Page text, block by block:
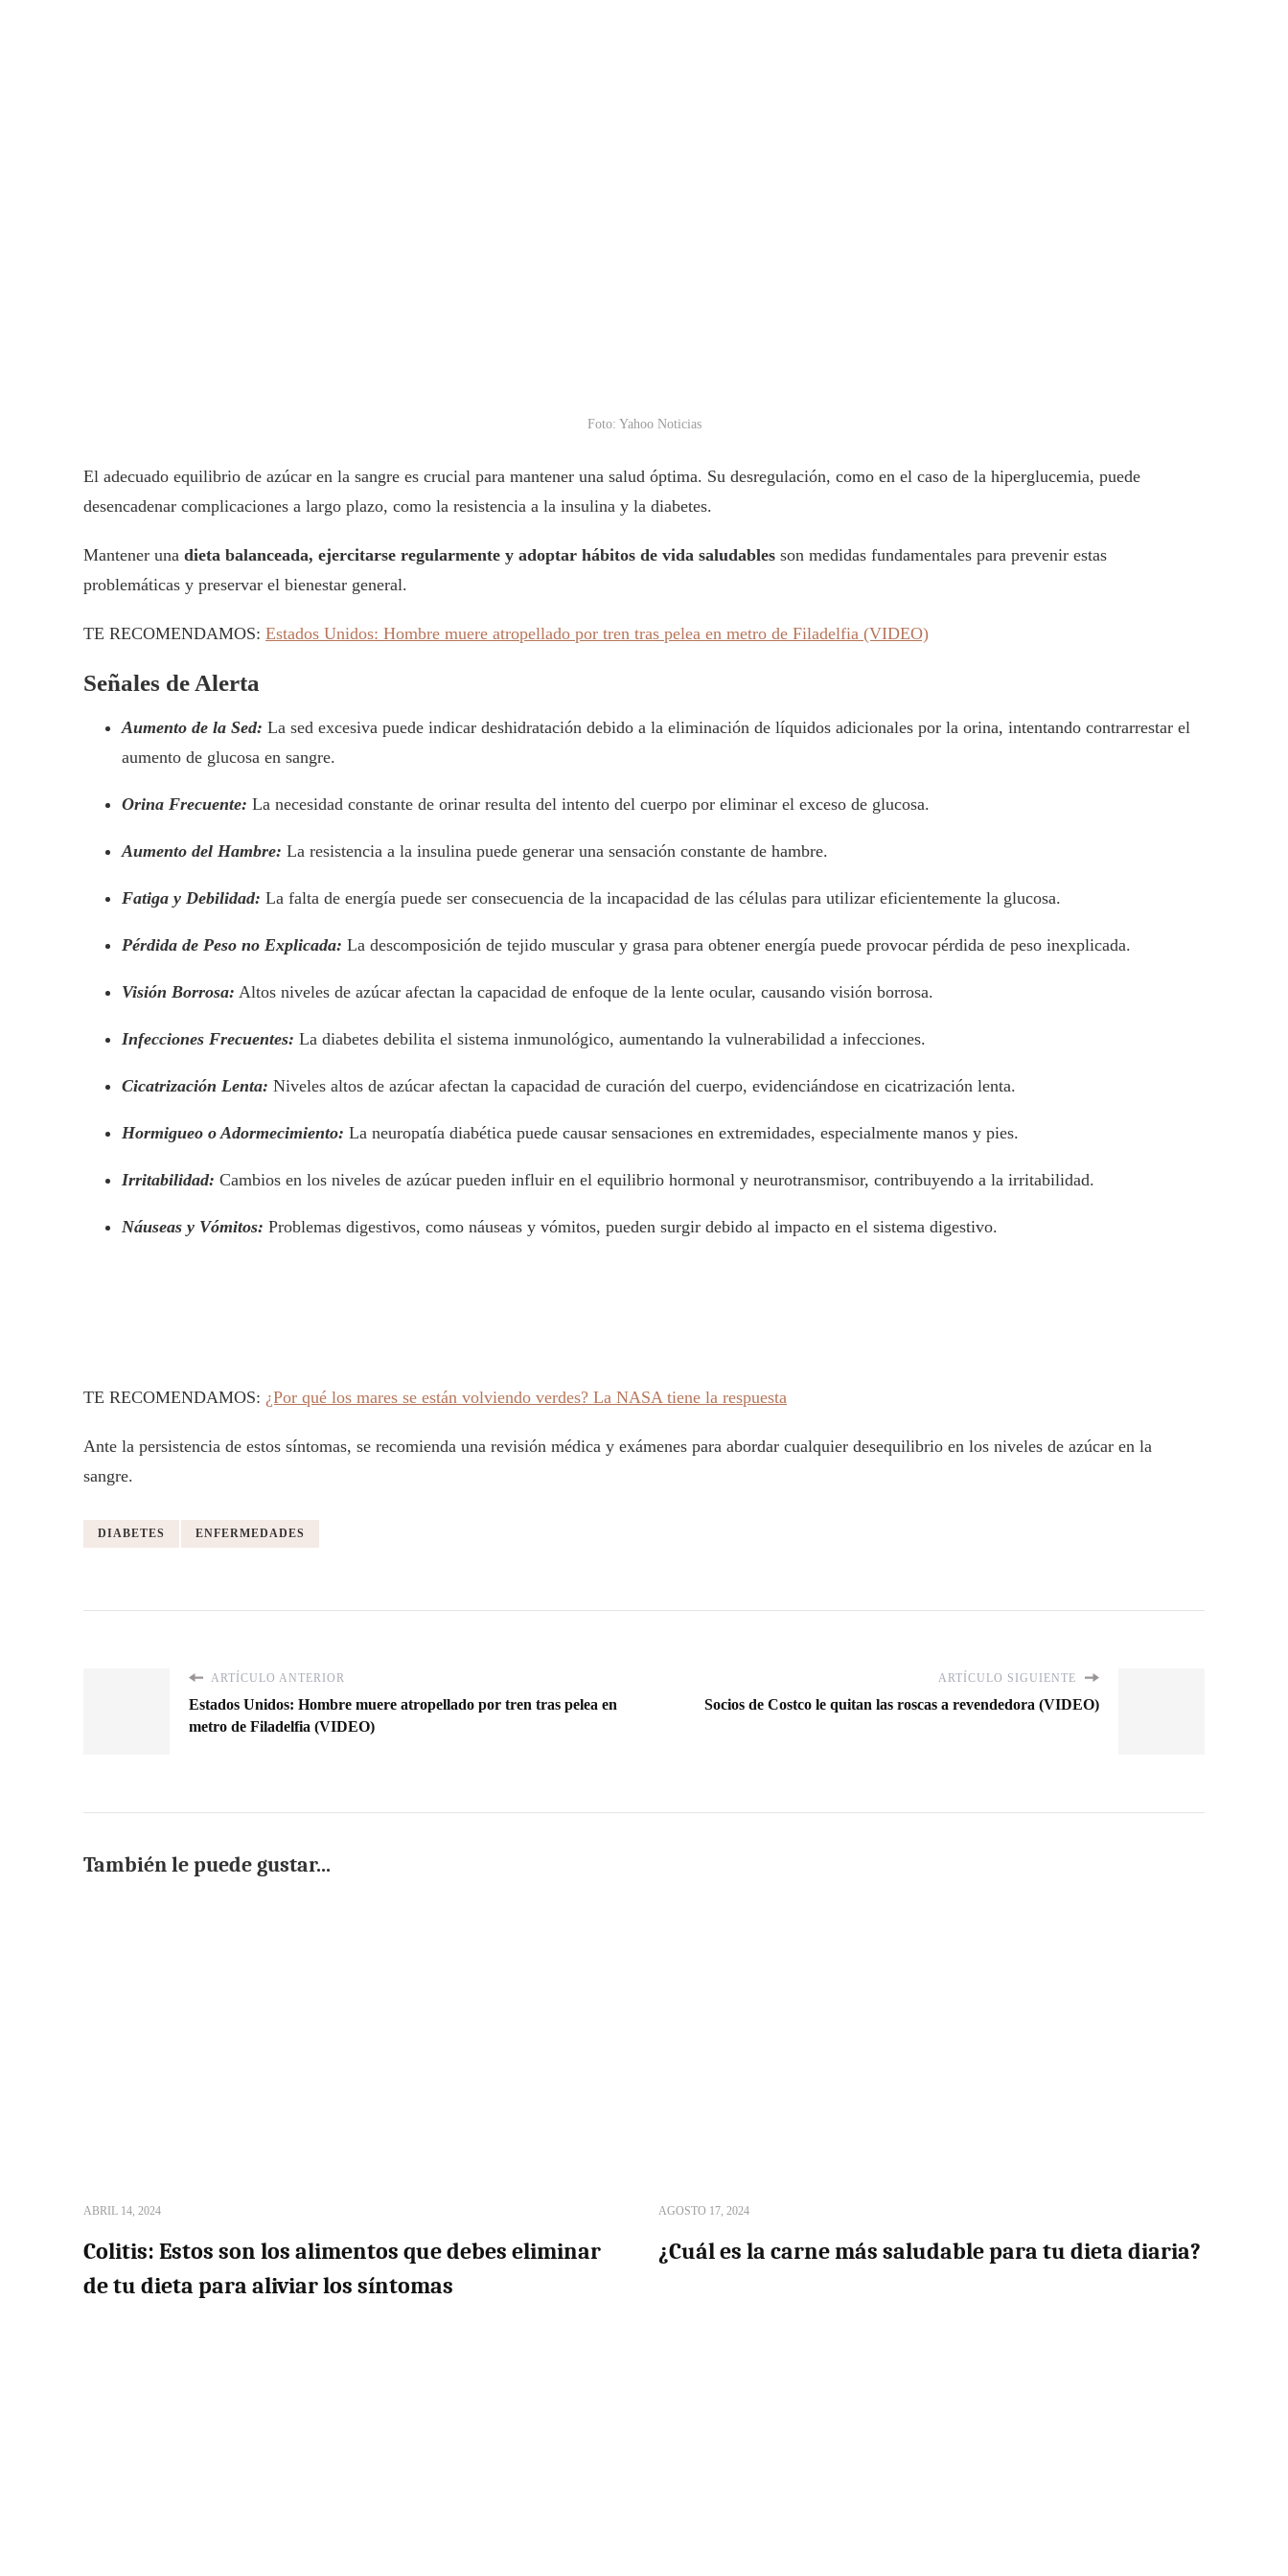
Foto: Yahoo Noticias
El adecuado equilibrio de azúcar en la sangre es crucial para mantener una salud óptima. Su desregulación, como en el caso de la hiperglucemia, puede
desencadenar complicaciones a largo plazo, como la resistencia a la insulina y la diabetes.
Mantener una dieta balanceada, ejercitarse regularmente y adoptar hábitos de vida saludables son medidas fundamentales para prevenir estas
problemáticas y preservar el bienestar general.
TE RECOMENDAMOS: Estados Unidos: Hombre muere atropellado por tren tras pelea en metro de Filadelfia (VIDEO)
Señales de Alerta
Aumento de la Sed: La sed excesiva puede indicar deshidratación debido a la eliminación de líquidos adicionales por la orina, intentando contrarrestar el
aumento de glucosa en sangre.
Orina Frecuente: La necesidad constante de orinar resulta del intento del cuerpo por eliminar el exceso de glucosa.
Aumento del Hambre: La resistencia a la insulina puede generar una sensación constante de hambre.
Fatiga y Debilidad: La falta de energía puede ser consecuencia de la incapacidad de las células para utilizar eficientemente la glucosa.
Pérdida de Peso no Explicada: La descomposición de tejido muscular y grasa para obtener energía puede provocar pérdida de peso inexplicada.
Visión Borrosa: Altos niveles de azúcar afectan la capacidad de enfoque de la lente ocular, causando visión borrosa.
Infecciones Frecuentes: La diabetes debilita el sistema inmunológico, aumentando la vulnerabilidad a infecciones.
Cicatrización Lenta: Niveles altos de azúcar afectan la capacidad de curación del cuerpo, evidenciándose en cicatrización lenta.
Hormigueo o Adormecimiento: La neuropatía diabética puede causar sensaciones en extremidades, especialmente manos y pies.
Irritabilidad: Cambios en los niveles de azúcar pueden influir en el equilibrio hormonal y neurotransmisor, contribuyendo a la irritabilidad.
Náuseas y Vómitos: Problemas digestivos, como náuseas y vómitos, pueden surgir debido al impacto en el sistema digestivo.
TE RECOMENDAMOS: ¿Por qué los mares se están volviendo verdes? La NASA tiene la respuesta
Ante la persistencia de estos síntomas, se recomienda una revisión médica y exámenes para abordar cualquier desequilibrio en los niveles de azúcar en la
sangre.
DIABETES ENFERMEDADES
ARTÍCULO ANTERIOR
Estados Unidos: Hombre muere atropellado por tren tras pelea en
metro de Filadelfia (VIDEO)
ARTÍCULO SIGUIENTE
Socios de Costco le quitan las roscas a revendedora (VIDEO)
También le puede gustar...
ABRIL 14, 2024
Colitis: Estos son los alimentos que debes eliminar
de tu dieta para aliviar los síntomas
AGOSTO 17, 2024
¿Cuál es la carne más saludable para tu dieta diaria?